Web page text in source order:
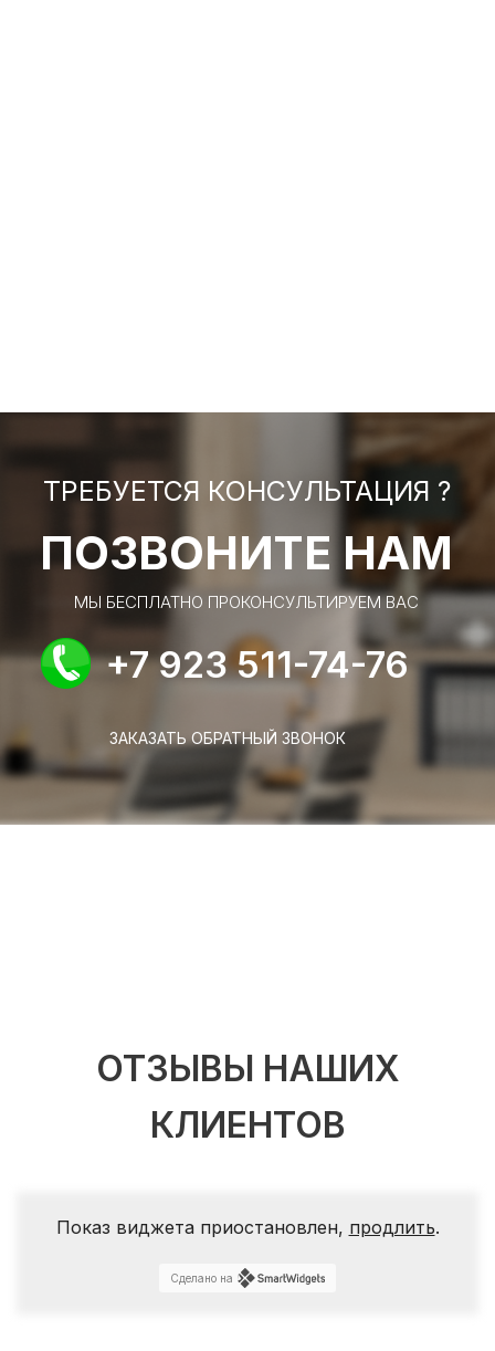
ТРЕБУЕТСЯ КОНСУЛЬТАЦИЯ ?
ПОЗВОНИТЕ НАМ
МЫ БЕСПЛАТНО ПРОКОНСУЛЬТИРУЕМ ВАС
+7 923 511-74-76
ЗАКАЗАТЬ ОБРАТНЫЙ ЗВОНОК
ОТЗЫВЫ НАШИХ
КЛИЕНТОВ
Показ виджета приостановлен, продлить.
Сделано на